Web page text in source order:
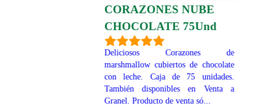
CORAZONES NUBE
CHOCOLATE 75Und
Deliciosos Corazones de
marshmallow cubiertos de chocolate
con leche. Caja de 75 unidades.
También disponibles en Venta a
Granel. Producto de venta só...